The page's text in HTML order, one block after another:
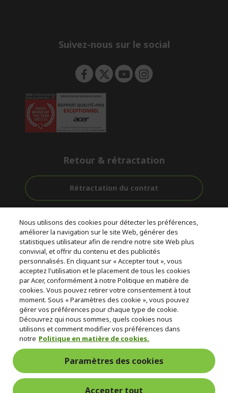
Suivez-nous sur le social
Retour & rétractation
Rétractation du contrat
Livraison
Gratuite
avant et après-
vente
Paiement
Sécurisé
© 2026 Acer Inc.
CPYou BV est le revendeur et marchand agréé pour les produits et
services proposés au sein de ce magasin.
Suisse
Nous utilisons des cookies pour détecter les préférences,
améliorer la navigation sur le site Web, générer des
statistiques utilisateur afin de rendre notre site Web plus
convivial, et offrir du contenu et des publicités
personnalisés. En cliquant sur « Accepter tout », vous
acceptez l'utilisation et le placement de tous les cookies
par Acer, conformément à notre Politique en matière de
cookies. Vous pouvez retirer votre consentement à tout
moment. Sous « Paramètres des cookie », vous pouvez
gérer vos préférences pour chaque type de cookie.
Découvrez qui nous sommes, quels cookies nous
utilisons et comment modifier vos préférences dans
notre Politique en matière de cookies.
Paramètres des cookies
Accepter tout